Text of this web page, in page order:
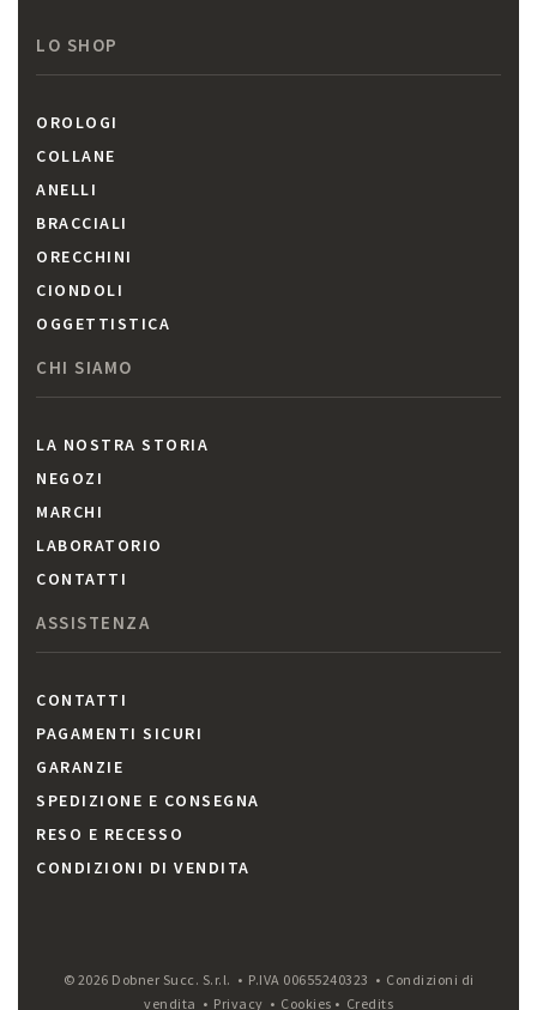
LO SHOP
OROLOGI
COLLANE
ANELLI
BRACCIALI
ORECCHINI
CIONDOLI
OGGETTISTICA
CHI SIAMO
LA NOSTRA STORIA
NEGOZI
MARCHI
LABORATORIO
CONTATTI
ASSISTENZA
CONTATTI
PAGAMENTI SICURI
GARANZIE
SPEDIZIONE E CONSEGNA
RESO E RECESSO
CONDIZIONI DI VENDITA
© 2026 Dobner Succ. S.r.l. • P.IVA 00655240323 • Condizioni di
vendita • Privacy • Cookies • Credits